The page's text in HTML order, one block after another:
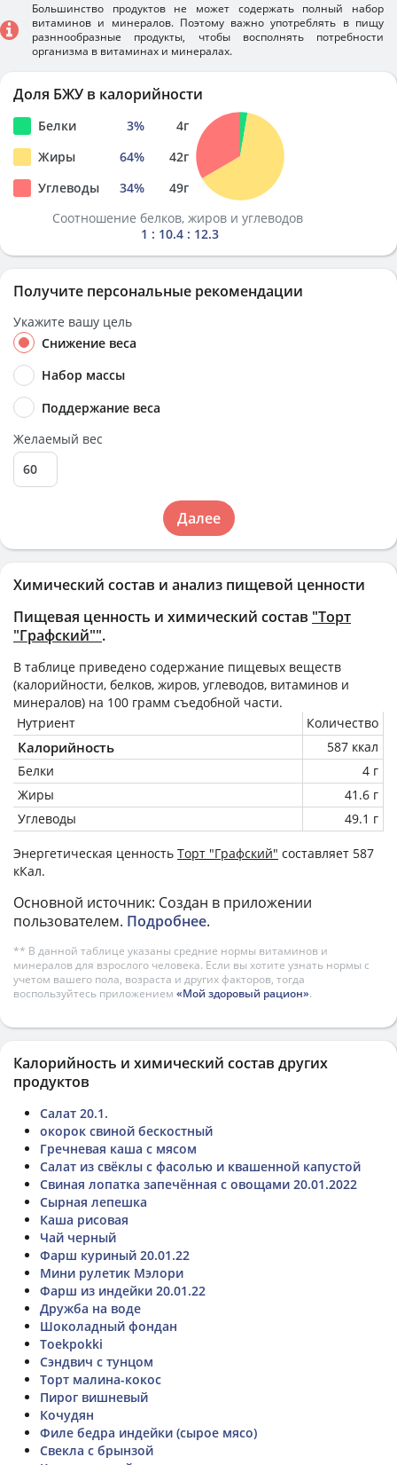
Химический состав и анализ пищевой ценности
Пищевая ценность и химический состав "Торт
"Графский"".
В таблице приведено содержание пищевых веществ
(калорийности, белков, жиров, углеводов, витаминов и
минералов) на 100 грамм съедобной части.
Нутриент
Количество
Калорийность
587 ккал
Белки
4 г
Жиры
41.6 г
Углеводы
49.1 г
Энергетическая ценность Торт "Графский" составляет 587
кКал.
Основной источник: Создан в приложении
пользователем. Подробнее.
** В данной таблице указаны средние нормы витаминов и
минералов для взрослого человека. Если вы хотите узнать нормы с
учетом вашего пола, возраста и других факторов, тогда
воспользуйтесь приложением «Мой здоровый рацион».
Большинство продуктов не может содержать полный набор
витаминов и минералов. Поэтому важно употреблять в пищу
разннообразные продукты, чтобы восполнять потребности
организма в витаминах и минералах.
Доля БЖУ в калорийности
Белки 3% 4г
Жиры
64% 42г
Углеводы
34% 49г
Соотношение белков, жиров и углеводов
1 : 10.4 : 12.3
Получите персональные рекомендации
Укажите вашу цель
Снижение веса
Набор массы
Поддержание веса
Желаемый вес
Далее
Калорийность и химический состав других
продуктов
Салат 20.1.
окорок свиной бескостный
Гречневая каша с мясом
Салат из свёклы с фасолью и квашенной капустой
Свиная лопатка запечённая с овощами 20.01.2022
Сырная лепешка
Каша рисовая
Чай черный
Фарш куриный 20.01.22
Мини рулетик Мэлори
Фарш из индейки 20.01.22
Дружба на воде
Шоколадный фондан
Toekpokki
Сэндвич с тунцом
Торт малина-кокос
Пирог вишневый
Кочудян
Филе бедра индейки (сырое мясо)
Свекла с брынзой